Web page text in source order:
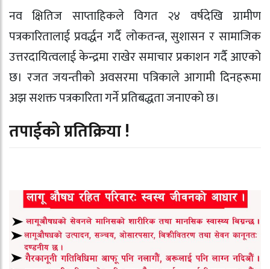
नव क्षितिज साप्ताहिकले विगत २४ वर्षदेखि ग्रामीण
पत्रकारितालाई प्रवर्द्धन गर्दै लोकतन्त्र, सुशासन र सामाजिक
उत्तरदायित्वलाई केन्द्रमा राखेर समाचार प्रकाशन गर्दै आएको
छ। रजत जयन्तीको अवसरमा पत्रिकाले आगामी दिनहरूमा
अझ सशक्त पत्रकारिता गर्ने प्रतिबद्धता जनाएको छ।
तपाईको प्रतिक्रिया !